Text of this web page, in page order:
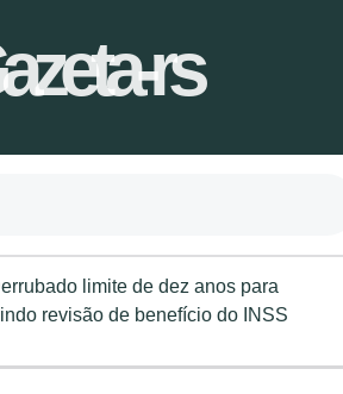
rs
limite de dez anos para
revisão de benefício do INSS